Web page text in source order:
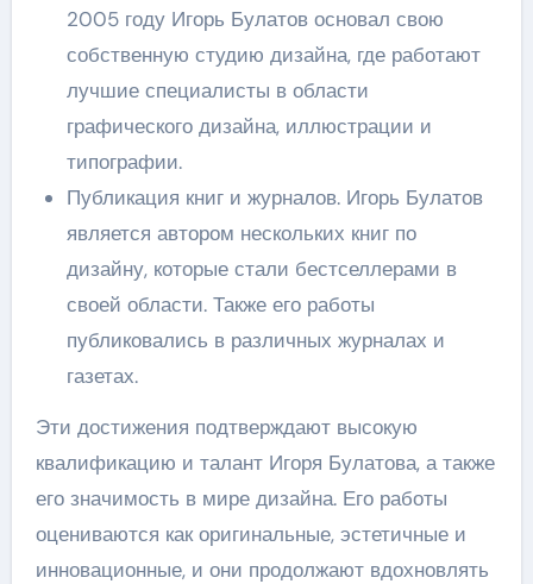
2005 году Игорь Булатов основал свою
собственную студию дизайна, где работают
лучшие специалисты в области
графического дизайна, иллюстрации и
типографии.
Публикация книг и журналов. Игорь Булатов
является автором нескольких книг по
дизайну, которые стали бестселлерами в
своей области. Также его работы
публиковались в различных журналах и
газетах.
Эти достижения подтверждают высокую
квалификацию и талант Игоря Булатова, а также
его значимость в мире дизайна. Его работы
оцениваются как оригинальные, эстетичные и
инновационные, и они продолжают вдохновлять